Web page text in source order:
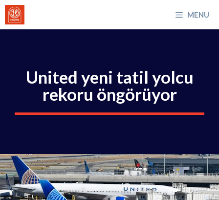
İçeriğe
atla
MENU
United yeni tatil yolcu
rekoru öngörüyor